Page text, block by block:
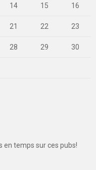
14 15 16
21 22 23
28 29 30
en temps sur ces pubs!